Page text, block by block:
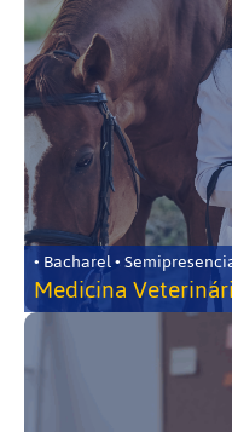
• Bacharel •
Medicina